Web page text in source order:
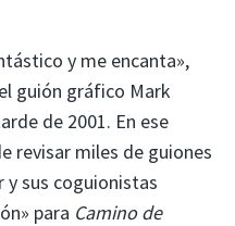
y me encanta»,
guión gráfico Mark
de 2001. En ese
revisar miles de guiones
sus coguionistas
para Camino de